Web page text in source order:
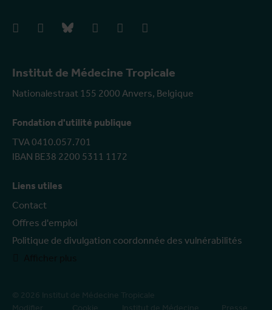
Institut de Médecine Tropicale
Nationalestraat 155 2000 Anvers, Belgique
Fondation d'utilité publique
TVA 0410.057.701
IBAN BE38 2200 5311 1172
Liens utiles
Contact
Offres d'emploi
Politique de divulgation coordonnée des vulnérabilités
facebookinstagrambluesky linkedIn youtube
© 2026 Institut de Médecine Tropicale
Modifier
Cookie Institut de Médecine Presse